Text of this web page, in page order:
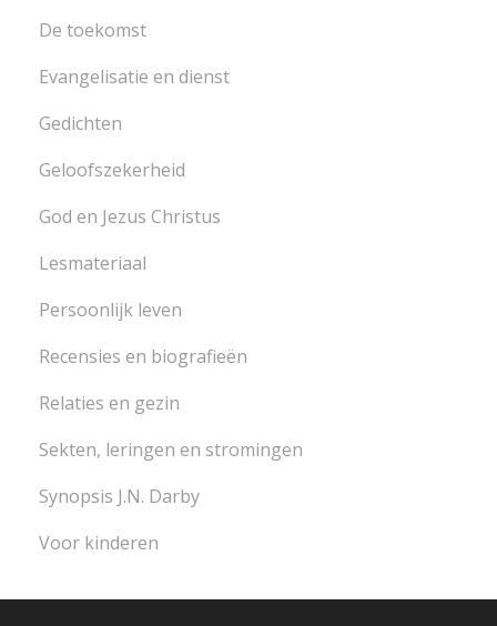
De toekomst
Evangelisatie en dienst
Gedichten
Geloofszekerheid
God en Jezus Christus
Lesmateriaal
Persoonlijk leven
Recensies en biografieën
Relaties en gezin
Sekten, leringen en stromingen
Synopsis J.N. Darby
Voor kinderen